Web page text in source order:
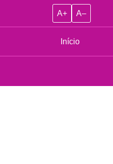
A+ A–
Início